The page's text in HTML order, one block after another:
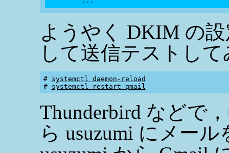
ようやく DKIM の
して送信テストし
# systemctl daemon-reload
# systemctl restart qmail
Thunderbird などで
ら usuzumi にメー